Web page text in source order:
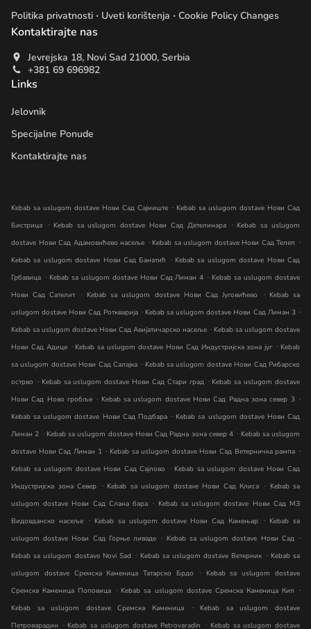
Politika privatnosti . Uveti korištenja . Cookie Policy Changes
Kontaktirajte nas
Jevrejska 18, Novi Sad 21000, Serbia
+381 69 696982
Links
Jelovnik
Specijalne Ponude
Kontaktirajte nas
Kebab sa uslugom dostave Нови Сад Сајмиште . Kebab sa uslugom dostave Нови Сад
Бистрица . Kebab sa uslugom dostave Нови Сад Детелинара . Kebab sa uslugom
dostave Нови Сад Адамовићево насеље . Kebab sa uslugom dostave Нови Сад Телеп .
Kebab sa uslugom dostave Нови Сад Банатић . Kebab sa uslugom dostave Нови Сад
Грбавица . Kebab sa uslugom dostave Нови Сад Лиман 4 . Kebab sa uslugom dostave
Нови Сад Сателит
. Kebab sa uslugom dostave Нови Сад Југовићево . Kebab sa
uslugom dostave Нови Сад Роткварија . Kebab sa uslugom dostave Нови Сад Лиман 3 .
Kebab sa uslugom dostave Нови Сад Авијатичарско насеље . Kebab sa uslugom dostave
Нови Сад Адице . Kebab sa uslugom dostave Нови Сад Индустријска зона југ . Kebab
sa uslugom dostave Нови Сад Салајка . Kebab sa uslugom dostave Нови Сад Рибарско
острво . Kebab sa uslugom dostave Нови Сад Стари град . Kebab sa uslugom dostave
Нови Сад Ново гробље . Kebab sa uslugom dostave Нови Сад Радна зона север 3 .
Kebab sa uslugom dostave Нови Сад Подбара . Kebab sa uslugom dostave Нови Сад
Лиман 2 . Kebab sa uslugom dostave Нови Сад Радна зона север 4 . Kebab sa uslugom
dostave Нови Сад Лиман 1 . Kebab sa uslugom dostave Нови Сад Ветерничка рампа .
Kebab sa uslugom dostave Нови Сад Сајлово . Kebab sa uslugom dostave Нови Сад
Индустријска зона Север . Kebab sa uslugom dostave Нови Сад Клиса . Kebab sa
uslugom dostave Нови Сад Слана бара . Kebab sa uslugom dostave Нови Сад МЗ
Видовданско насеље . Kebab sa uslugom dostave Нови Сад Камењар . Kebab sa
uslugom dostave Нови Сад Горње ливаде . Kebab sa uslugom dostave Нови Сад .
Kebab sa uslugom dostave Novi Sad . Kebab sa uslugom dostave Ветерник . Kebab sa
uslugom dostave Сремска Каменица Татарско Брдо
. Kebab sa uslugom dostave
Сремска Каменица Поповица . Kebab sa uslugom dostave Сремска Каменица Кип .
Kebab sa uslugom dostave Сремска Каменица
.
Kebab sa uslugom dostave
Петроварадин . Kebab sa uslugom dostave Petrovaradin . Kebab sa uslugom dostave